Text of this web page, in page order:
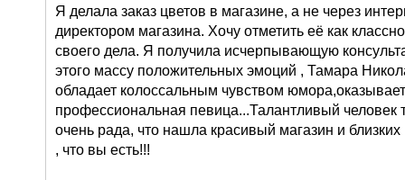
Я делала заказ цветов в магазине, а не через
директором магазина. Хочу отметить её как
своего дела. Я получила исчерпывающую
этого массу положительных эмоций , Тамара
обладает колоссальным чувством
профессиональная певица...Талантливый человек
очень рада, что нашла красивый магазин и
, что вы есть!!!